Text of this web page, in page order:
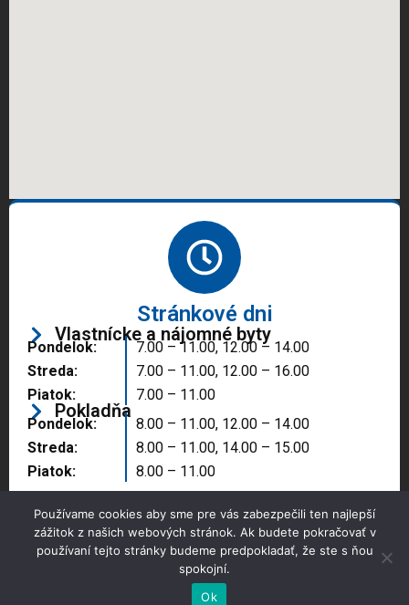
Stránkové dni
Vlastnícke a nájomné byty
Pondelok:
Streda:
Piatok:
7.00 – 11.00, 12.00 – 14.00
7.00 – 11.00, 12.00 – 16.00
7.00 – 11.00
Pokladňa
Pondelok:
Streda:
Piatok:
8.00 – 11.00, 12.00 – 14.00
8.00 – 11.00, 14.00 – 15.00
8.00 – 11.00
Copyright © 2025 Správa majetku mesta, n.o.,
Partizánske
Používame cookies aby sme pre vás zabezpečili ten najlepší
zážitok z našich webových stránok. Ak budete pokračovať v
používaní tejto stránky budeme predpokladať, že ste s ňou
spokojní.
Ok